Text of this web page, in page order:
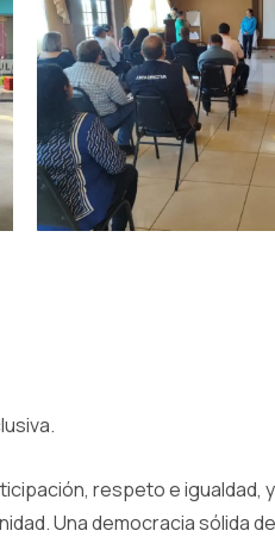
respeto e igualdad,
Una democracia sólida